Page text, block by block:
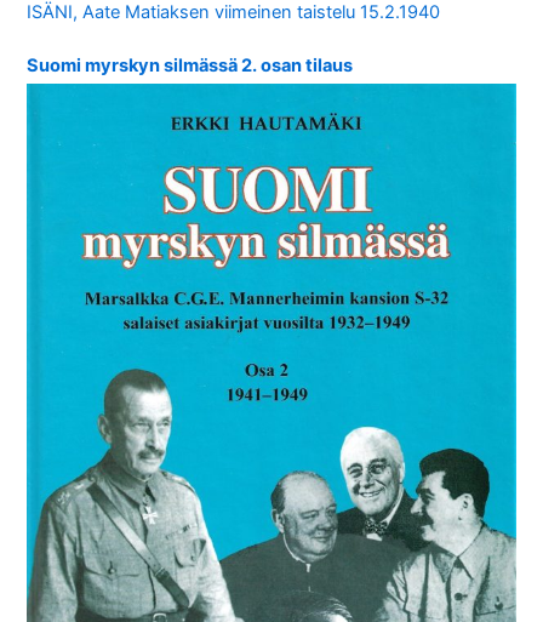
ISÄNI, Aate Matiaksen viimeinen taistelu 15.2.1940
Suomi myrskyn silmässä 2. osan tilaus